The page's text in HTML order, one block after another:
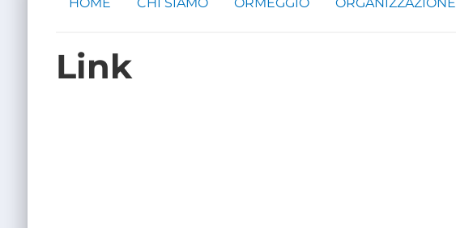
Link